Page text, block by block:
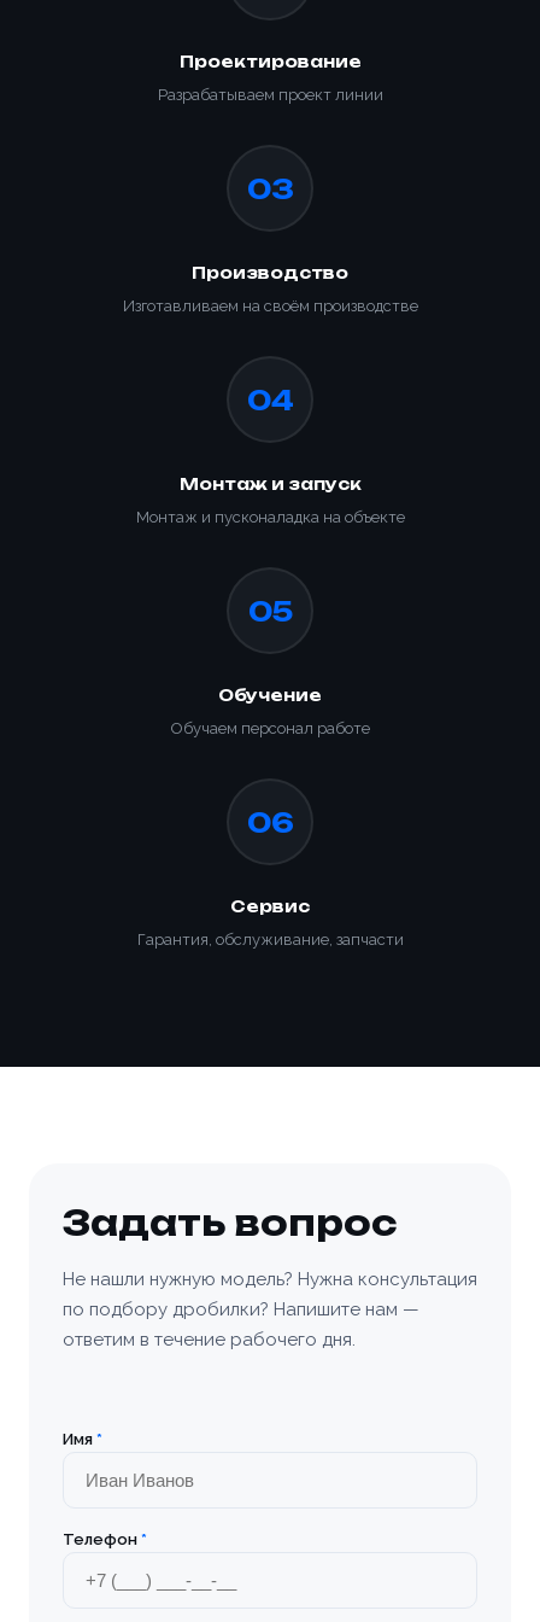
Проектирование
Разрабатываем проект линии
03
Производство
Изготавливаем на своём производстве
04
Монтаж и запуск
Монтаж и пусконаладка на объекте
05
Обучение
Обучаем персонал работе
06
Сервис
Гарантия, обслуживание, запчасти
Задать вопрос
Не нашли нужную модель? Нужна консультация
по подбору дробилки? Напишите нам —
ответим в течение рабочего дня.
Имя *
Телефон *